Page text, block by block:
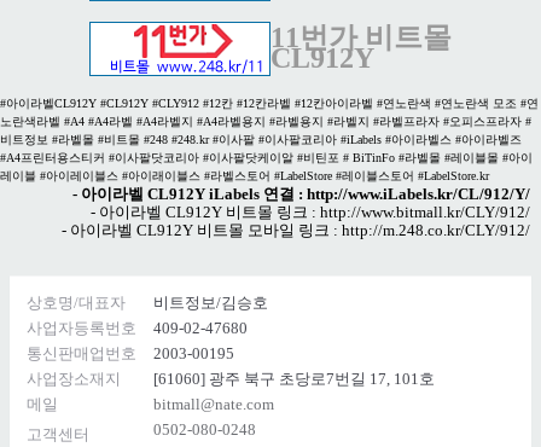
11번가 비트몰
CL912Y
#아이라벨CL912Y #CL912Y #CLY912 #12칸 #12칸라벨 #12칸아이라벨 #연노란색 #연노란색 모조 #연
노란색라벨 #A4 #A4라벨 #A4라벨지 #A4라벨용지 #라벨용지 #라벨지 #라벨프라자 #오피스프라자 #
비트정보 #라벨몰 #비트몰 #248 #248.kr #이사팔 #이사팔코리아 #iLabels #아이라벨스 #아이라벨즈
#A4프린터용스티커 #이사팔닷코리아 #이사팔닷케이알 #비틴포 # BiTinFo #라벨몰 #레이블몰 #아이
레이블 #아이레이블스 #아이래이블스 #라벨스토어 #LabelStore #레이블스토어 #LabelStore.kr
- 아이라벨 CL912Y iLabels 연결 : http://www.iLabels.kr/CL/912/Y/
- 아이라벨 CL912Y 비트몰 링크 : http://www.bitmall.kr/CLY/912/
- 아이라벨 CL912Y 비트몰 모바일 링크 : http://m.248.co.kr/CLY/912/
상호명/대표자
비트정보/김승호
사업자등록번호
409-02-47680
통신판매업번호
2003-00195
사업장소재지
[61060] 광주 북구 초당로7번길 17, 101호
메일
bitmall@nate.com
고객센터
0502-080-0248